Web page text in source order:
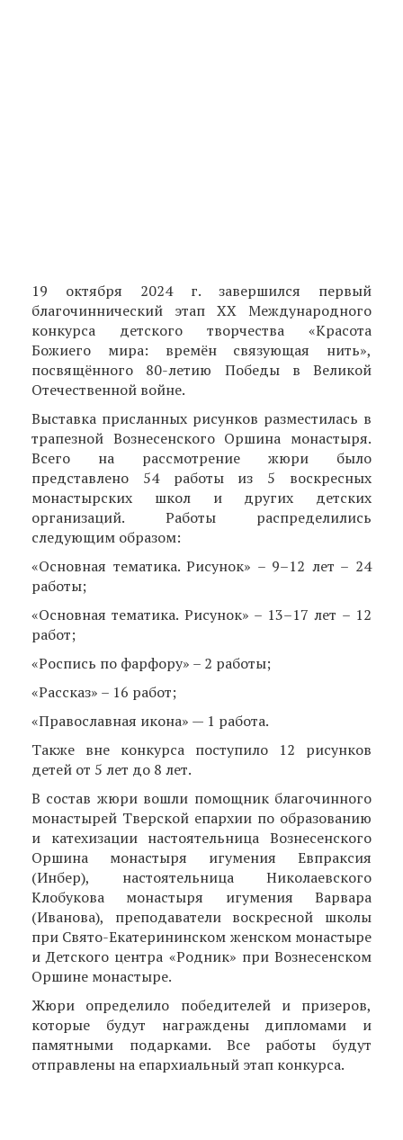
19 октября 2024 г. завершился первый
благочиннический этап XX Международного
конкурса детского творчества «Красота
Божиего мира: времён связующая нить»,
посвящённого 80-летию Победы в Великой
Отечественной войне.
Выставка присланных рисунков разместилась в
трапезной Вознесенского Оршина монастыря.
Всего на рассмотрение жюри было
представлено 54 работы из 5 воскресных
монастырских школ и других детских
организаций. Работы распределились
следующим образом:
«Основная тематика. Рисунок» – 9–12 лет – 24
работы;
«Основная тематика. Рисунок» – 13–17 лет – 12
работ;
«Роспись по фарфору» – 2 работы;
«Рассказ» – 16 работ;
«Православная икона» — 1 работа.
Также вне конкурса поступило 12 рисунков
детей от 5 лет до 8 лет.
В состав жюри вошли помощник благочинного
монастырей Тверской епархии по образованию
и катехизации настоятельница Вознесенского
Оршина монастыря игумения Евпраксия
(Инбер), настоятельница Николаевского
Клобукова монастыря игумения Варвара
(Иванова), преподаватели воскресной школы
при Свято-Екатерининском женском монастыре
и Детского центра «Родник» при Вознесенском
Оршине монастыре.
Жюри определило победителей и призеров,
которые будут награждены дипломами и
памятными подарками. Все работы будут
отправлены на епархиальный этап конкурса.